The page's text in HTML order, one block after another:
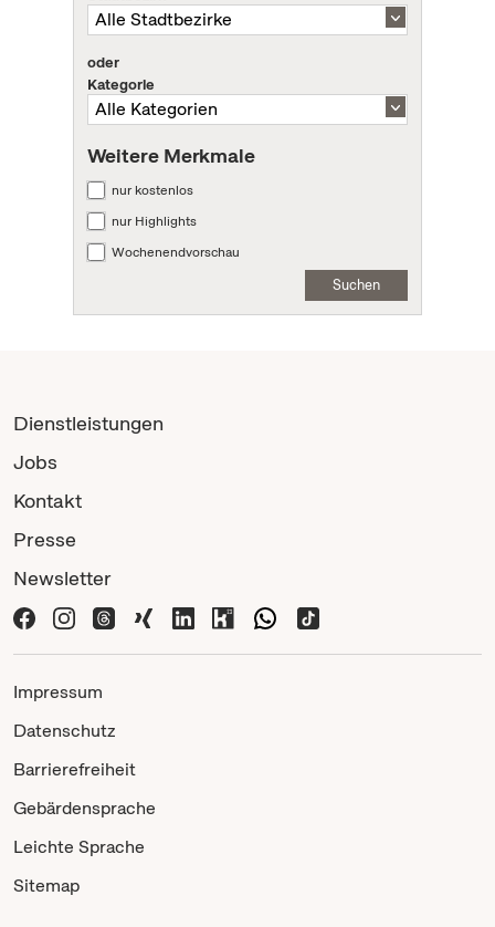
oder
Kategorie
Weitere Merkmale
nur kostenlos
nur Highlights
Wochenendvorschau
Suchen
Dienstleistungen
Jobs
Kontakt
Presse
Newsletter
Impressum
Datenschutz
Barrierefreiheit
Gebärdensprache
Leichte Sprache
Sitemap